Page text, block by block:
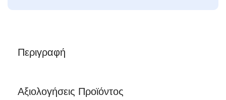
Περιγραφή
Αξιολογήσεις Προϊόντος